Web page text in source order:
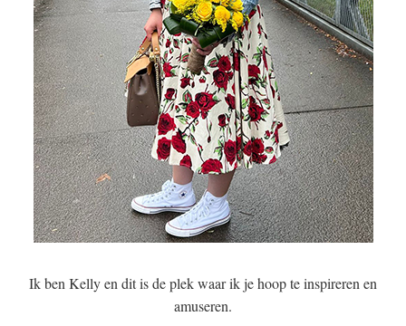
Ik ben Kelly en dit is de plek waar ik je hoop te inspireren en
amuseren.